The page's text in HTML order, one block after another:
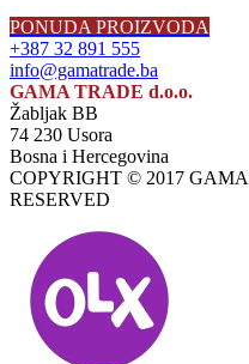
quick
view
PONUDA PROIZVODA
+387 32 891 555
info@gamatrade.ba
GAMA TRADE d.o.o.
Žabljak BB
74 230 Usora
Bosna i Hercegovina
COPYRIGHT © 2017
RESERVED